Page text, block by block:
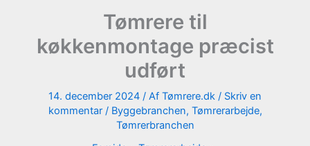
Tømrere til
køkkenmontage præcist
udført
14. december 2024 / Af Tømrere.dk / Skriv en
kommentar / Byggebranchen, Tømrerarbejde,
Tømrerbranchen